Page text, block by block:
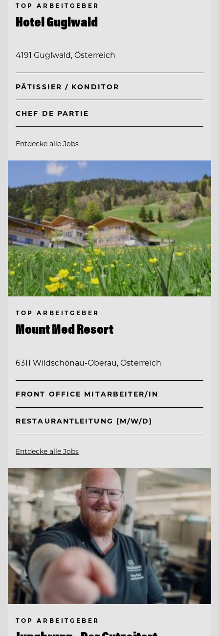
TOP ARBEITGEBER
Hotel Guglwald
4191 Guglwald, Österreich
PÂTISSIER / KONDITOR
CHEF DE PARTIE
Entdecke alle Jobs
TOP ARBEITGEBER
Mount Med Resort
6311 Wildschönau-Oberau, Österreich
FRONT OFFICE MITARBEITER/IN
RESTAURANTLEITUNG (M/W/D)
Entdecke alle Jobs
TOP ARBEITGEBER